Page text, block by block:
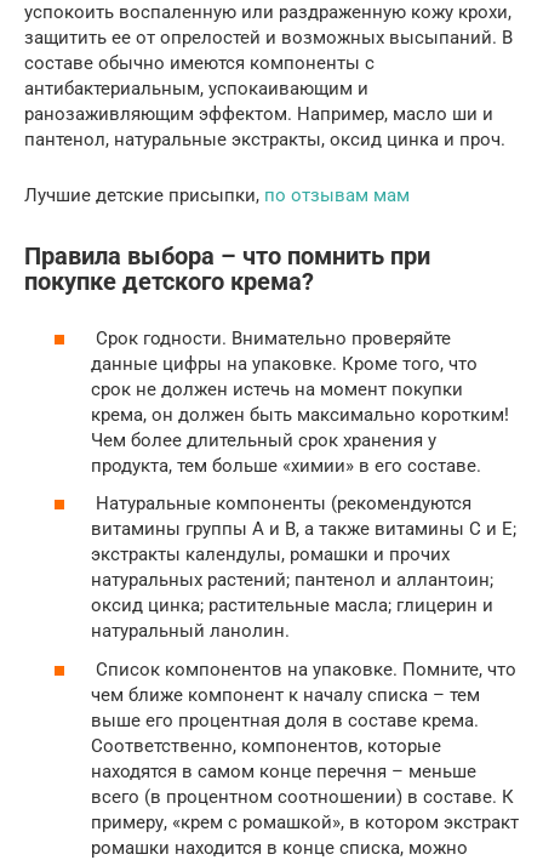
успокоить воспаленную или раздраженную кожу крохи,
защитить ее от опрелостей и возможных высыпаний. В
составе обычно имеются компоненты с
антибактериальным, успокаивающим и
ранозаживляющим эффектом. Например, масло ши и
пантенол, натуральные экстракты, оксид цинка и проч.
Лучшие детские присыпки, по отзывам мам
Правила выбора – что помнить при
покупке детского крема?
Срок годности. Внимательно проверяйте
данные цифры на упаковке. Кроме того, что
срок не должен истечь на момент покупки
крема, он должен быть максимально коротким!
Чем более длительный срок хранения у
продукта, тем больше «химии» в его составе.
Натуральные компоненты (рекомендуются
витамины группы А и В, а также витамины С и Е;
экстракты календулы, ромашки и прочих
натуральных растений; пантенол и аллантоин;
оксид цинка; растительные масла; глицерин и
натуральный ланолин.
Список компонентов на упаковке. Помните, что
чем ближе компонент к началу списка – тем
выше его процентная доля в составе крема.
Соответственно, компонентов, которые
находятся в самом конце перечня – меньше
всего (в процентном соотношении) в составе. К
примеру, «крем с ромашкой», в котором экстракт
ромашки находится в конце списка, можно